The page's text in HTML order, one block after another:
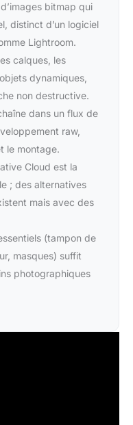
bitmap qui
distinct d’un logiciel
Lightroom.
calques, les
dynamiques,
non destructive.
dans un flux de
raw,
le montage.
Cloud est la
; des alternatives
mais avec des
(tampon de
masques) suffit
photographiques